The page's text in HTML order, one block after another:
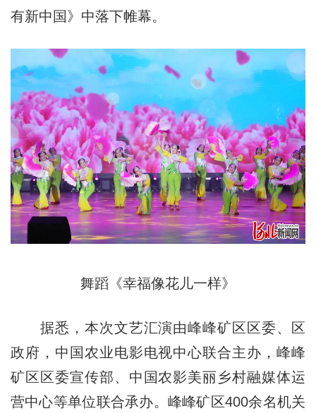
有新中国》中落下帷幕。
舞蹈《幸福像花儿一样》
据悉，本次文艺汇演由峰峰矿区区委、区
政府，中国农业电影电视中心联合主办，峰峰
矿区区委宣传部、中国农影美丽乡村融媒体运
营中心等单位联合承办。峰峰矿区400余名机关